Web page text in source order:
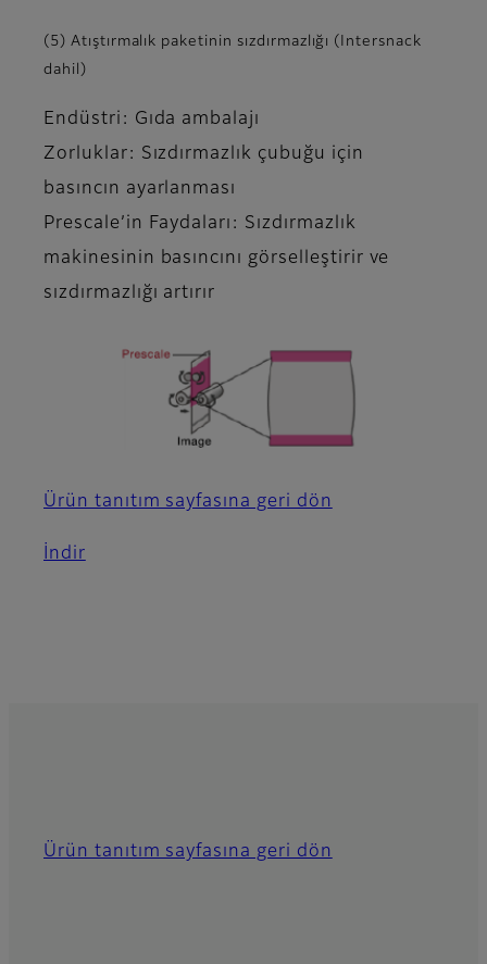
(5) Atıştırmalık paketinin sızdırmazlığı (Intersnack
dahil)
Endüstri: Gıda ambalajı
Zorluklar: Sızdırmazlık çubuğu için
basıncın ayarlanması
Prescale’in Faydaları: Sızdırmazlık
makinesinin basıncını görselleştirir ve
sızdırmazlığı artırır
Ürün tanıtım sayfasına geri dön
İndir
Ürün tanıtım sayfasına geri dön